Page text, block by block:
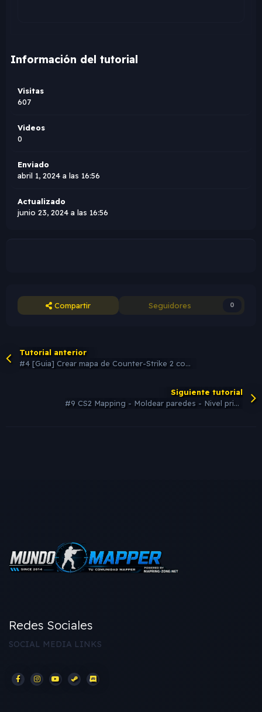
Información del tutorial
Visitas
607
Videos
0
Enviado
abril 1, 2024 a las 16:56
Actualizado
junio 23, 2024 a las 16:56
Compartir Seguidores 0
Tutorial anterior
#4 [Guia] Crear mapa de Counter-Strike 2 completamente con explicacion detallada y consejos. [Nivel Facil]
Siguiente tutorial
#9 CS2 Mapping - Moldear paredes - Nivel principiante y tambien aprender a usar medidas con modo Edge
Redes Sociales
SOCIAL MEDIA LINKS